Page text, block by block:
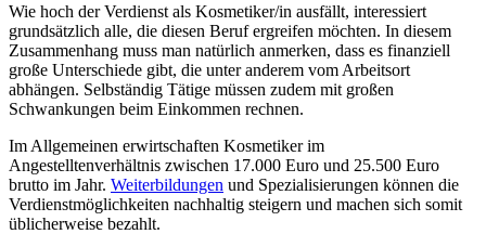
Wie hoch der Verdienst als Kosmetiker/in ausfällt, interessiert
grundsätzlich alle, die diesen Beruf ergreifen möchten. In diesem
Zusammenhang muss man natürlich anmerken, dass es finanziell
große Unterschiede gibt, die unter anderem vom Arbeitsort
abhängen. Selbständig Tätige müssen zudem mit großen
Schwankungen beim Einkommen rechnen.
Im Allgemeinen erwirtschaften Kosmetiker im
Angestelltenverhältnis zwischen 17.000 Euro und 25.500 Euro
brutto im Jahr. Weiterbildungen und Spezialisierungen können die
Verdienstmöglichkeiten nachhaltig steigern und machen sich somit
üblicherweise bezahlt.